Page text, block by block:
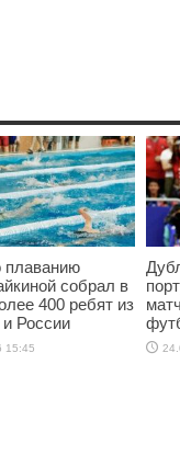
плаванию
собрал в
400 ребят из
России
15:45